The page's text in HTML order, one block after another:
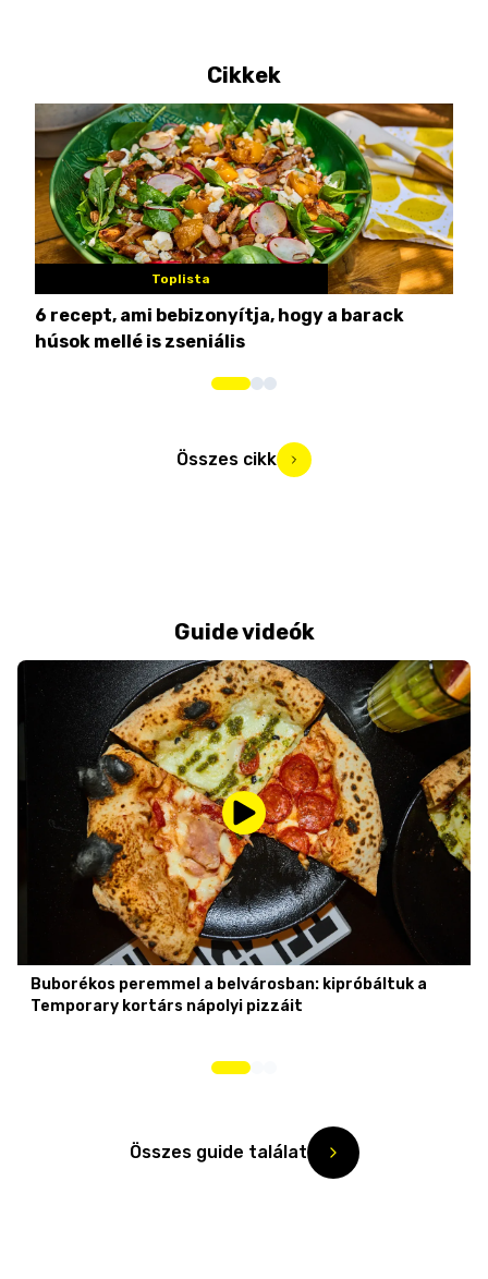
Cikkek
Toplista
6 recept, ami bebizonyítja, hogy a barack
húsok mellé is zseniális
Összes cikk
Guide videók
Buborékos peremmel a belvárosban: kipróbáltuk a
Temporary kortárs nápolyi pizzáit
Összes guide találat